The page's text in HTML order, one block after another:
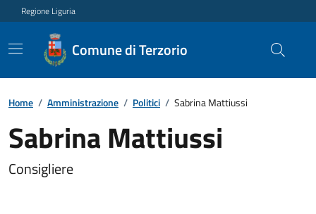
Regione Liguria
Comune di Terzorio
Home / Amministrazione / Politici / Sabrina Mattiussi
Sabrina Mattiussi
Consigliere